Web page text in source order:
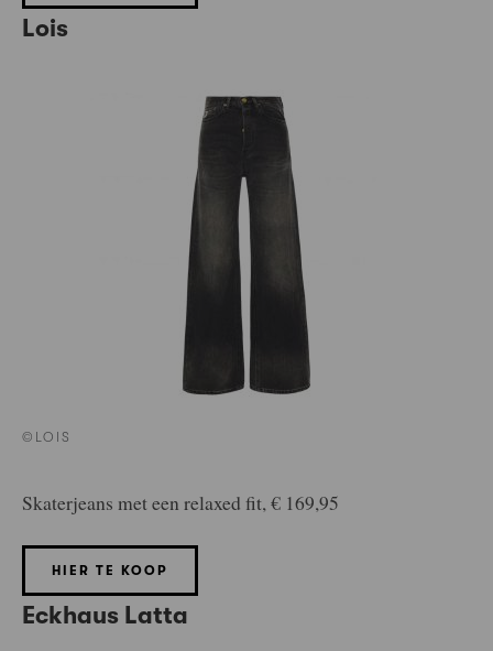
Lois
©LOIS
Skaterjeans met een relaxed fit, € 169,95
HIER TE KOOP
Eckhaus Latta